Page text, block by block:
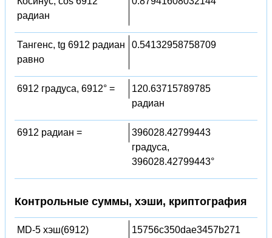
радиан
Тангенс, tg 6912 радиан
равно
0.54132958758709
6912 градуса, 6912° =
120.63715789785
радиан
6912 радиан =
396028.42799443
градуса,
396028.42799443°
Контрольные суммы, хэши, криптография
MD-5 хэш(6912)
15756c350dae3457b271